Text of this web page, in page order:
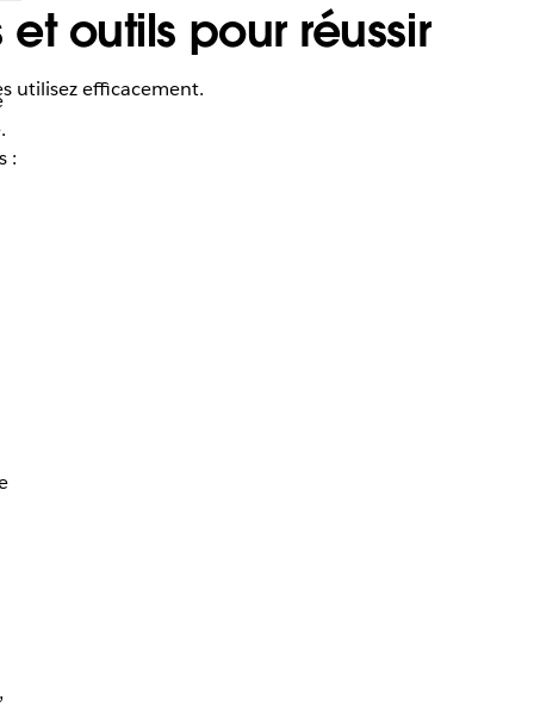
outils pour réussir
utilisez efficacement.
: